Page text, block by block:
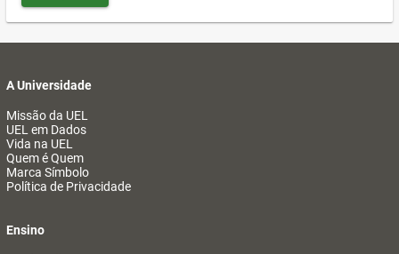
A Universidade
Missão da UEL
UEL em Dados
Vida na UEL
Quem é Quem
Marca Símbolo
Política de Privacidade
Ensino